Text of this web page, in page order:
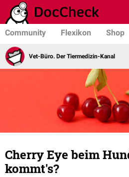
Community Flexikon Shop
Vet-Büro. Der Tiermedizin-Kanal
Cherry Eye beim
kommt's?